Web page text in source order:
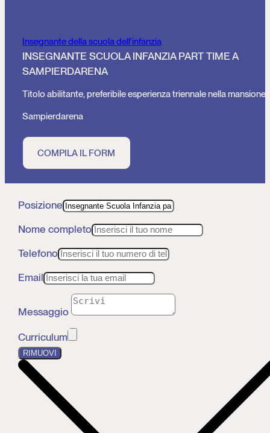
Insegnante della scuola dell'infanzia
INSEGNANTE SCUOLA INFANZIA PART TIME A
SAMPIERDARENA
Titolo abilitante, preferibile esperienza triennale nella mansione
Sampierdarena
COMPILA IL FORM
Posizione
Nome completo
Telefono
Email
Messaggio
Curriculum
RIMUOVI